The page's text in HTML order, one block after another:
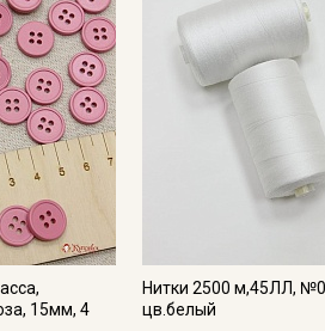
15мм, 4
Нитки 2500 м,45ЛЛ,
цв.белый